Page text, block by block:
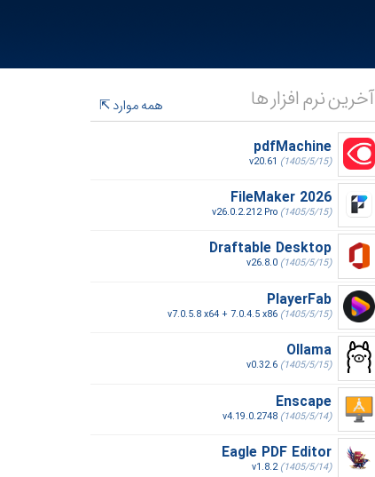
آخرین نرم افزار ها
همه موارد
pdfMachine
v20.61 (1405/5/15)
FileMaker 2026
v26.0.2.212 Pro (1405/5/15)
Draftable Desktop
v26.8.0 (1405/5/15)
PlayerFab
v7.0.5.8 x64 + 7.0.4.5 x86 (1405/5/15)
Ollama
v0.32.6 (1405/5/15)
Enscape
v4.19.0.2748 (1405/5/14)
Eagle PDF Editor
v1.8.2(1405/5/14)